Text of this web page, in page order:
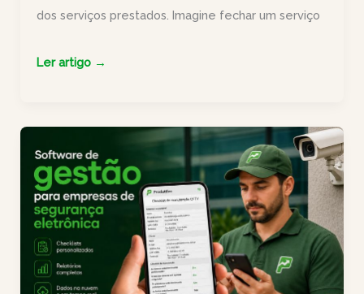
dos serviços prestados. Imagine fechar um serviço
Case:
reduz
entrega
de
relatórios
técnicos
de
30
para
Ler artigo →